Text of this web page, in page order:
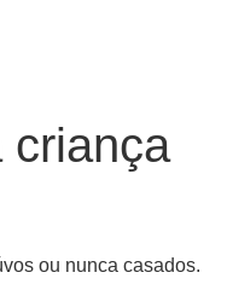
criança
ou nunca casados.